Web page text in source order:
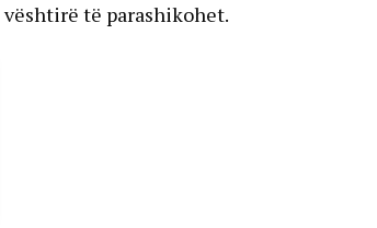
të parashikohet.